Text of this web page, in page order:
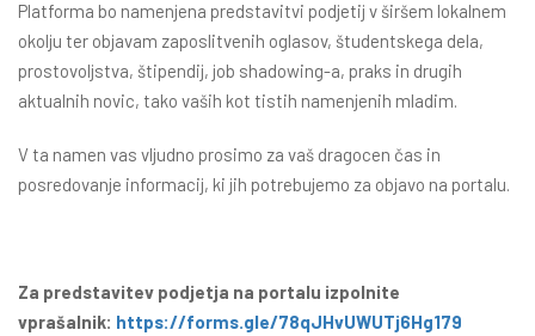
Platforma bo namenjena predstavitvi podjetij v širšem lokalnem
okolju ter objavam zaposlitvenih oglasov, študentskega dela,
prostovoljstva, štipendij, job shadowing-a, praks in drugih
aktualnih novic, tako vaših kot tistih namenjenih mladim.
V ta namen vas vljudno prosimo za vaš dragocen čas in
posredovanje informacij, ki jih potrebujemo za objavo na portalu.
Za predstavitev podjetja na portalu izpolnite
vprašalnik: https://forms.gle/78qJHvUWUTj6Hg179